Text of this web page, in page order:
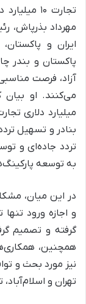
تجارت
مهرداد بذرپاش،
ایران و
پاکستان و بندر
آزاد، فرصت
میلیارد دلاری
بنادر و تسهیل
تردد جاده‌ای و
به توسعه
در این میان،
گرفته و تصمیم
همچنین،
نیز مورد بحث و
تهران و اسلام‌آباد،